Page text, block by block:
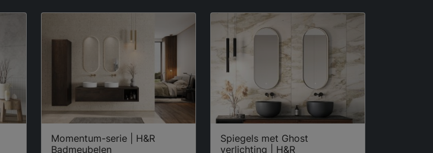
Momentum-serie | H&R
Badmeubelen
Spiegels met Ghost
verlichting | H&R